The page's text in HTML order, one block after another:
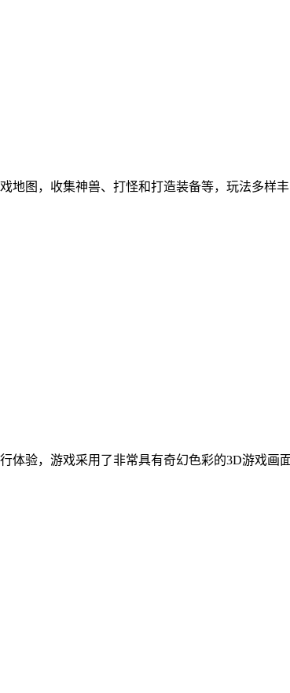
图，收集神兽、打怪和打造装备等，玩法多样
验，游戏采用了非常具有奇幻色彩的3D游戏画